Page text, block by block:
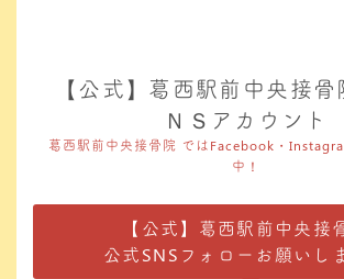
【公式】葛西駅前中央接骨
ＮＳアカウント
葛西駅前中央接骨院 ではFacebook・
中！
【公式】葛西駅前中央接
公式SNSフォローお願いし